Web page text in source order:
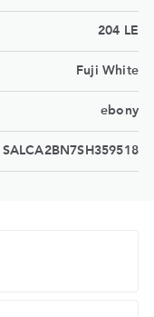
204 LE
Fuji White
ebony
SALCA2BN7SH359518